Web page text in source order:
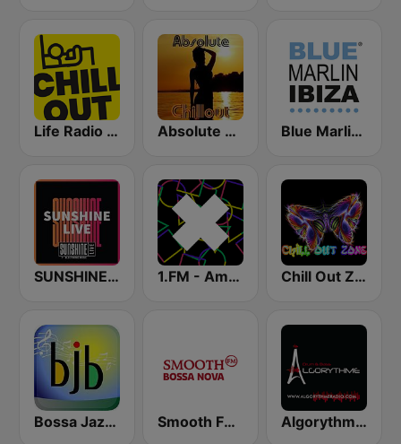
Life Radio Chill Out Absolute Chillout Blue Marlin Ibiza Radio
SUNSHINE LIVE 1.FM - Amsterdam Trance Chill Out Zone
Bossa Jazz Brasil Smooth FM Bossa Nova Algorythme Drum & Bass